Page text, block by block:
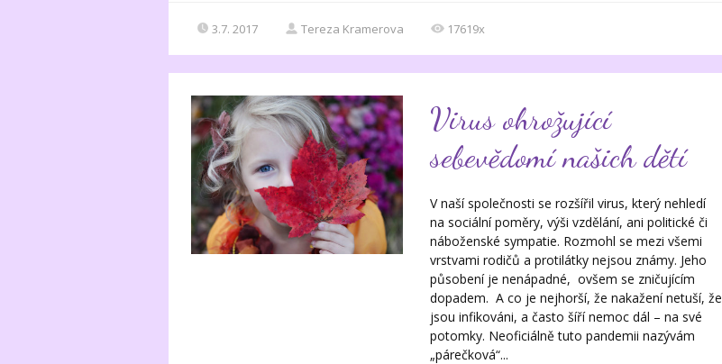
3.7. 2017 Tereza Kramerova 17619x
Virus ohrožující
sebevědomí našich dětí
V naší společnosti se rozšířil virus, který nehledí
na sociální poměry, výši vzdělání, ani politické či
náboženské sympatie. Rozmohl se mezi všemi
vrstvami rodičů a protilátky nejsou známy. Jeho
působení je nenápadné, ovšem se zničujícím
dopadem. A co je nejhorší, že nakažení netuší, že
jsou infikováni, a často šíří nemoc dál – na své
potomky. Neoficiálně tuto pandemii nazývám
„párečková“...